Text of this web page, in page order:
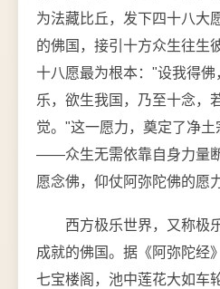
为法藏比丘，发下四十八大
的佛国，接引十方众生往生
十八愿最为根本："设我得
乐，欲生我国，乃至十念，
觉。"这一愿力，奠定了净
——众生无需依靠自身力量
愿念佛，仰仗阿弥陀佛的愿
西方极乐世界，又称极
成就的佛国。据《阿弥陀经
七宝楼阁，池中莲花大如车